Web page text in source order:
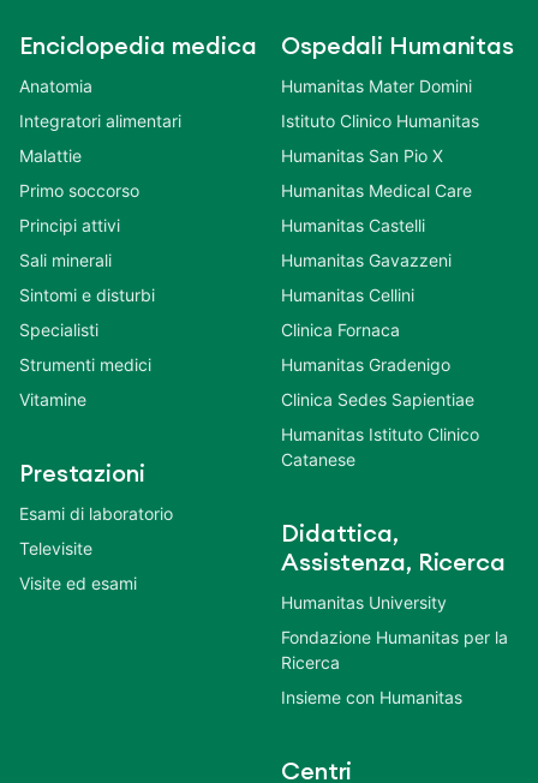
Enciclopedia medica
Anatomia
Integratori alimentari
Malattie
Primo soccorso
Principi attivi
Sali minerali
Sintomi e disturbi
Specialisti
Strumenti medici
Vitamine
Prestazioni
Esami di laboratorio
Televisite
Visite ed esami
Ospedali Humanitas
Humanitas Mater Domini
Istituto Clinico Humanitas
Humanitas San Pio X
Humanitas Medical Care
Humanitas Castelli
Humanitas Gavazzeni
Humanitas Cellini
Clinica Fornaca
Humanitas Gradenigo
Clinica Sedes Sapientiae
Humanitas Istituto Clinico
Catanese
Didattica,
Assistenza, Ricerca
Humanitas University
Fondazione Humanitas per la
Ricerca
Insieme con Humanitas
Centri